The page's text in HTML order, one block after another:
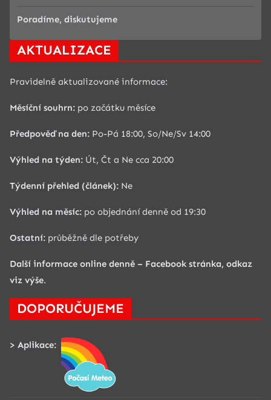
Poradíme, diskutujeme
AKTUALIZACE
Pravidelně aktualizované informace:
Měsíční souhrn: po začátku měsíce
Předpověď na den: Po-Pá 18:00, So/Ne/Sv 14:00
Výhled na týden: Út, Čt a Ne cca 20:00
Týdenní přehled (článek): Ne
Výhled na měsíc: po objednání denně od 19:30
Ostatní: průběžně dle potřeby
Další informace online denně – Facebook stránka, odkaz
viz výše.
DOPORUČUJEME
> Aplikace: